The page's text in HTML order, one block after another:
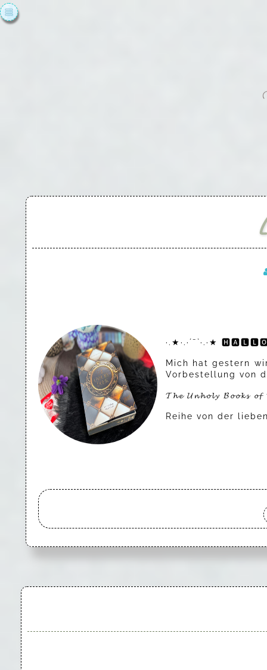
·.★·.·´¯`·.·★
Mich hat gestern
Vorbestellung von
𝓣𝓱𝓮 𝓤𝓷𝓱𝓸𝓵𝔂 𝓑𝓸𝓸𝓴𝓼 𝓸𝓯
Reihe von der